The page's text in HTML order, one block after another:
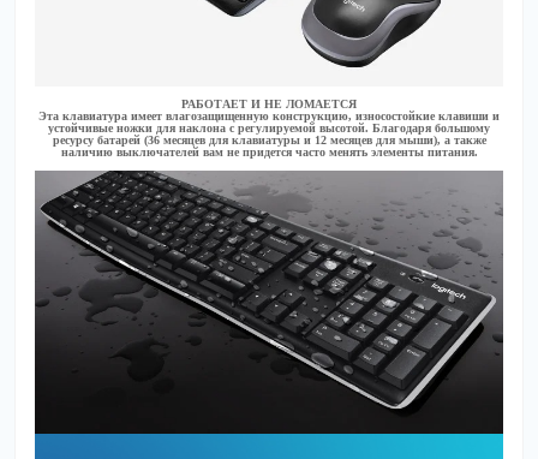
РАБОТАЕТ И НЕ ЛОМАЕТСЯ
Эта клавиатура имеет влагозащищенную конструкцию, износостойкие клавиши и
устойчивые ножки для наклона с регулируемой высотой. Благодаря большому
ресурсу батарей (36 месяцев для клавиатуры и 12 месяцев для мыши), а также
наличию выключателей вам не придется часто менять элементы питания.